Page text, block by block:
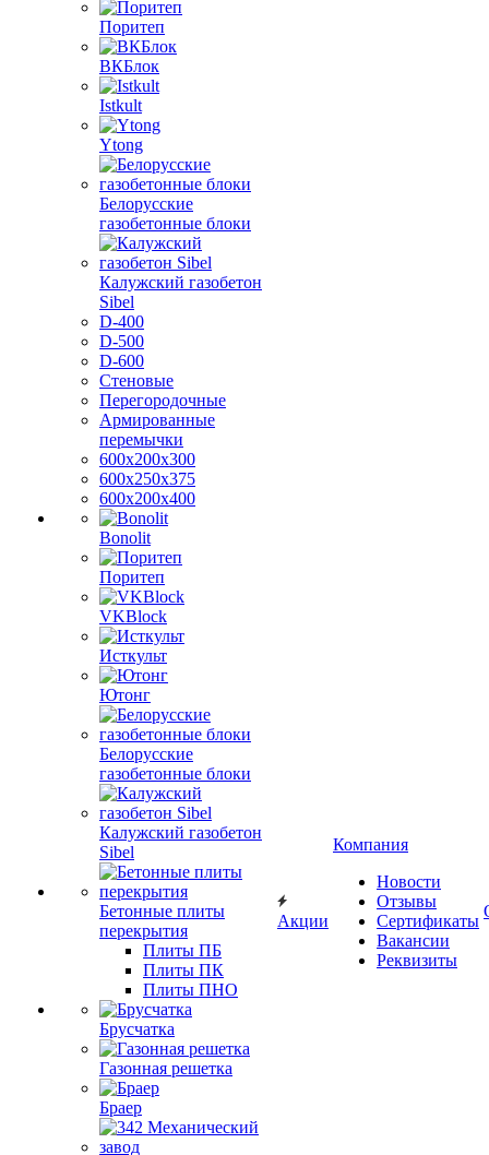
Поритеп
ВКБлок
Istkult
Ytong
Белорусские
газобетонные блоки
Калужский газобетон
Sibel
D-400
D-500
D-600
Стеновые
Перегородочные
Армированные
перемычки
600х200х300
600х250х375
600х200х400
Bonolit
Поритеп
VKBlock
Исткульт
Ютонг
Белорусские
газобетонные блоки
Калужский газобетон
Sibel
Бетонные плиты
перекрытия
Плиты ПБ
Плиты ПК
Плиты ПНО
Брусчатка
Газонная решетка
Браер
Акции
Компания
Новости
Отзывы
Сертификаты
Вакансии
Реквизиты